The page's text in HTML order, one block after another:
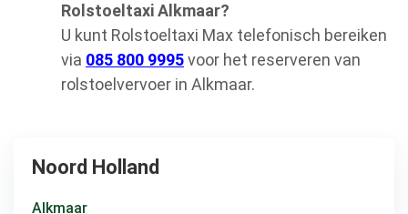
Rolstoeltaxi Alkmaar?
U kunt Rolstoeltaxi Max telefonisch bereiken
via 085 800 9995voor het reserveren van
rolstoelvervoer in Alkmaar.
Noord Holland
Alkmaar